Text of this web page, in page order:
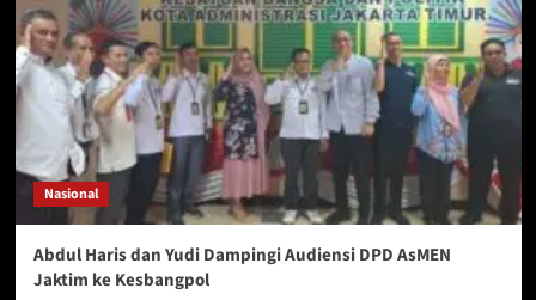
Nasional
Abdul Haris dan Yudi Dampingi Audiensi DPD AsMEN
Jaktim ke Kesbangpol